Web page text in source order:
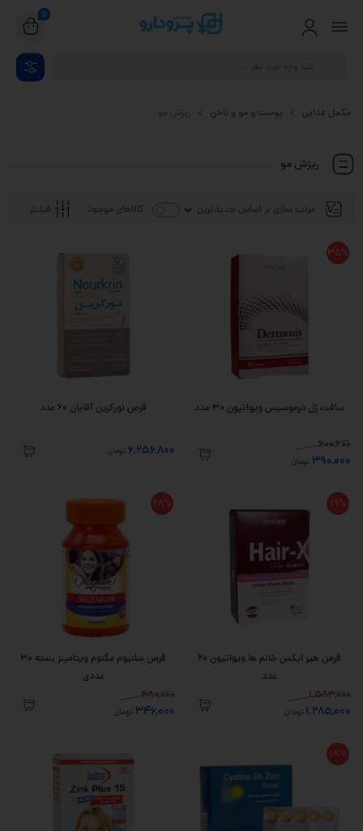
0
مکمل غذایی پوست و مو و ناخن ریزش مو
ریزش مو
فیلـتر کالاهای موجود
35%
سافت ژل درموسیس ویواتیون 30 عدد
600,600
390,000 تومان
قرص نورکرین آقایان 60 عدد
6,256,800 تومان
19%
قرص هیر ایکس خانم ها ویواتیون 60
عدد
1,584,000
1,285,000 تومان
28%
قرص سلنیوم مگنوم ویتامینز بسته 30
عددی
480,000
346,000 تومان
18%